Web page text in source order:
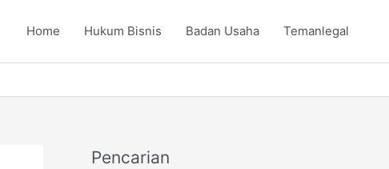
Home Hukum Bisnis Badan Usaha Temanlegal
Pencarian